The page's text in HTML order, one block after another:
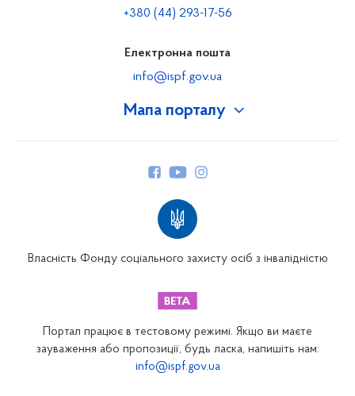
Мапа порталу
Закарпатське відділення
Запорізьке відділення
+380 (44) 293-17-56
Електронна пошта
info@ispf.gov.ua
Власність Фонду соціального захисту осіб з інвалідністю
Портал працює в тестовому режимі. Якщо ви маєте
зауваження або пропозиції, будь ласка, напишіть нам:
info@ispf.gov.ua